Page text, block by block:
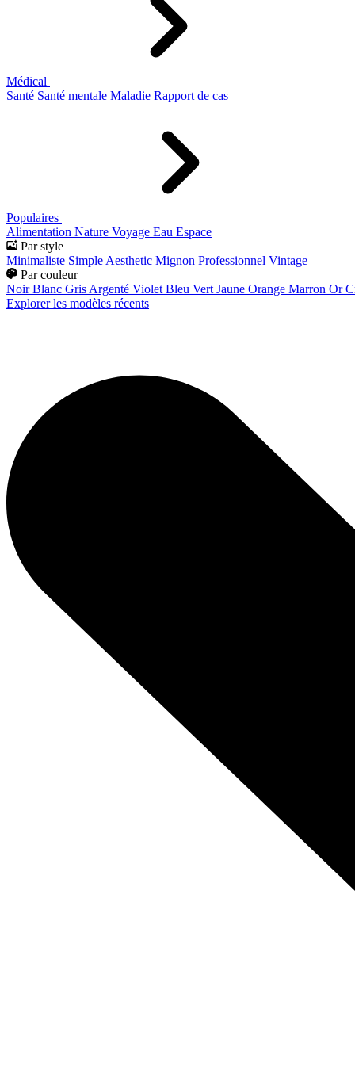
Médical
Santé Santé mentale Maladie Rapport de cas
Populaires
Alimentation Nature Voyage Eau Espace
Par style
Minimaliste Simple Aesthetic Mignon Professionnel Vintage
Par couleur
Noir Blanc Gris Argenté Violet Bleu Vert Jaune Orange Marron Or
Explorer les modèles récents